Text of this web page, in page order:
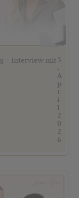
– Interview mit 5
.
A
p
r
i
l
2
0
2
6